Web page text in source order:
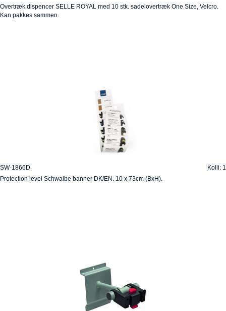
Overtræk dispencer SELLE ROYAL med 10 stk. sadelovertræk One Size, Velcro.
Kan pakkes sammen.
SW-1866D
Kolli: 1
Protection level Schwalbe banner DK/EN. 10 x 73cm (BxH).